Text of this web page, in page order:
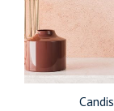
Candis